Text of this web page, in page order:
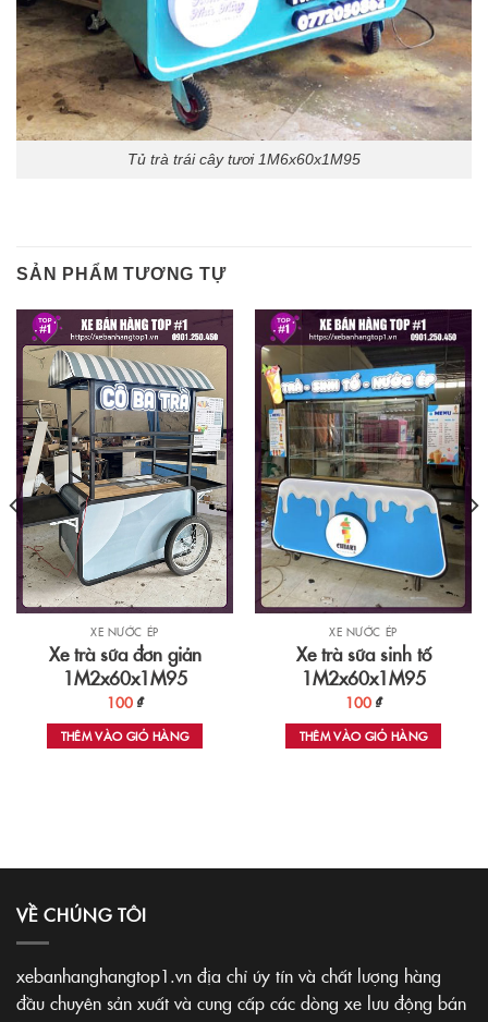
Tủ trà trái cây tươi 1M6x60x1M95
SẢN PHẨM TƯƠNG TỰ
XE NƯỚC ÉP
Xe trà sữa đơn giản
1M2x60x1M95
100 ₫
THÊM VÀO GIỎ HÀNG
XE NƯỚC ÉP
Xe trà sữa sinh tố
1M2x60x1M95
100 ₫
THÊM VÀO GIỎ HÀNG
VỀ CHÚNG TÔI
xebanhanghangtop1.vn địa chỉ úy tín và chất lượng hàng
đầu chuyên sản xuất và cung cấp các dòng xe lưu động bán